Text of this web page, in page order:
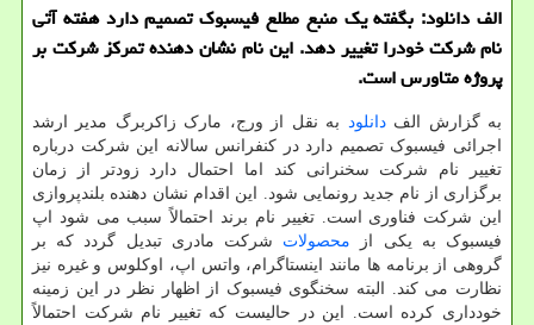
الف دانلود: بگفته یک منبع مطلع فیسبوک تصمیم دارد هفته آتی
نام شرکت خودرا تغییر دهد. این نام نشان دهنده تمرکز شرکت بر
پروژه متاورس است.
به گزارش الفدانلود به نقل از ورج، مارک زاکربرگ مدیر ارشد
اجرائی فیسبوک تصمیم دارد در کنفرانس سالانه این شرکت درباره
تغییر نام شرکت سخنرانی کند اما احتمال دارد زودتر از زمان
برگزاری از نام جدید رونمایی شود. این اقدام نشان دهنده بلندپروازی
این شرکت فناوری است. تغییر نام برند احتمالاً سبب می شود اپ
فیسبوک به یکی از محصولات شرکت مادری تبدیل گردد که بر
گروهی از برنامه ها مانند اینستاگرام، واتس اپ، اوکلوس و غیره نیز
نظارت می کند. البته سخنگوی فیسبوک از اظهار نظر در این زمینه
خودداری کرده است. این در حالیست که تغییر نام شرکت احتمالاً